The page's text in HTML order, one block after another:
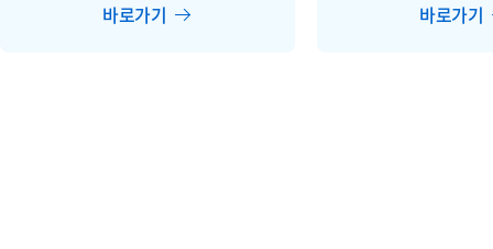
바로가기 바로가기